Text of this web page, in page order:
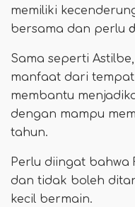
memiliki
bersama dan perlu
Sama seperti
manfaat dari
membantu
dengan mampu
tahun.
Perlu diingat bahwa
dan tidak boleh
kecil bermain.